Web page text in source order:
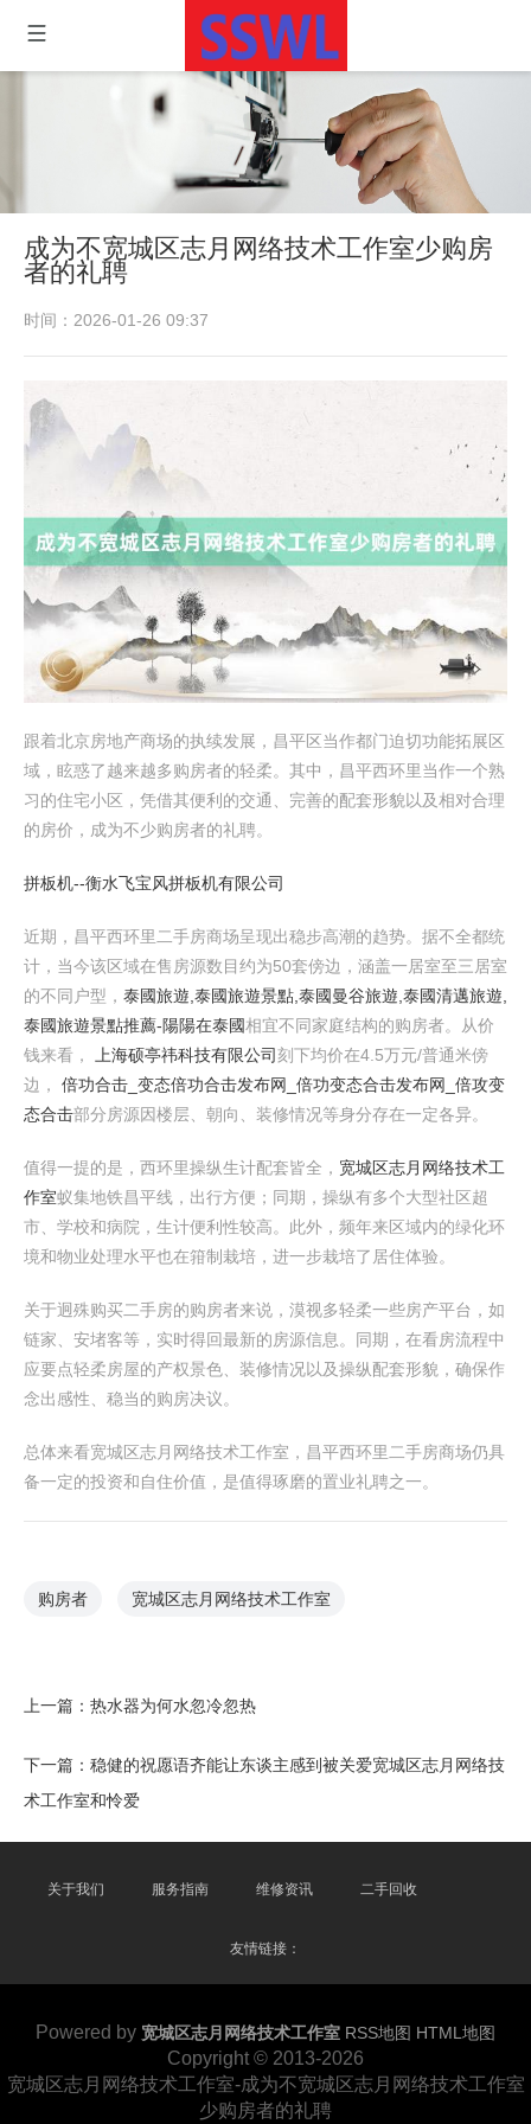
成为不宽城区志月网络技术工作室少购房
者的礼聘
时间：2026-01-26 09:37
跟着北京房地产商场的执续发展，昌平区当作都门迫切功能拓展区
域，眩惑了越来越多购房者的轻柔。其中，昌平西环里当作一个熟
习的住宅小区，凭借其便利的交通、完善的配套形貌以及相对合理
的房价，成为不少购房者的礼聘。
拼板机--衡水飞宝风拼板机有限公司
近期，昌平西环里二手房商场呈现出稳步高潮的趋势。据不全都统
计，当今该区域在售房源数目约为50套傍边，涵盖一居室至三居室
的不同户型， 泰國旅遊,泰國旅遊景點,泰國曼谷旅遊,泰國清邁旅遊,
泰國旅遊景點推薦​-陽陽在泰國相宜不同家庭结构的购房者。从价
钱来看，
上海硕亭祎科技有限公司刻下均价在4.5万元/普通米傍
边， 倍功合击_变态倍功合击发布网_倍功变态合击发布网_倍攻变
态合击部分房源因楼层、朝向、装修情况等身分存在一定各异。
值得一提的是，西环里操纵生计配套皆全， 宽城区志月网络技术工
作室蚁集地铁昌平线，出行方便；同期，操纵有多个大型社区超
市、学校和病院，生计便利性较高。此外，频年来区域内的绿化环
境和物业处理水平也在箝制栽培，进一步栽培了居住体验。
关于迥殊购买二手房的购房者来说，漠视多轻柔一些房产平台，如
链家、安堵客等，实时得回最新的房源信息。同期，在看房流程中
应要点轻柔房屋的产权景色、装修情况以及操纵配套形貌，确保作
念出感性、稳当的购房决议。
总体来看宽城区志月网络技术工作室，昌平西环里二手房商场仍具
备一定的投资和自住价值，是值得琢磨的置业礼聘之一。
购房者 宽城区志月网络技术工作室
上一篇： 热水器为何水忽冷忽热
下一篇： 稳健的祝愿语齐能让东谈主感到被关爱宽城区志月网络技
术工作室和怜爱
关于我们 服务指南 维修资讯 二手回收
友情链接：
Powered by 宽城区志月网络技术工作室 RSS地图 HTML地图
Copyright © 2013-2026
宽城区志月网络技术工作室-成为不宽城区志月网络技术工作室
少购房者的礼聘